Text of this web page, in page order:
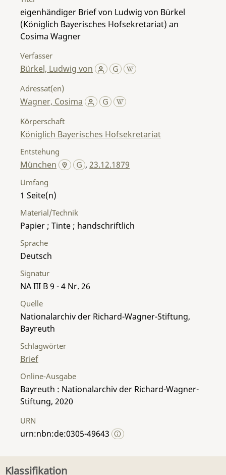
eigenhändiger Brief von Ludwig von Bürkel
(Königlich Bayerisches Hofsekretariat) an
Cosima Wagner
Verfasser
Bürkel, Ludwig von
Adressat(en)
Wagner, Cosima
Körperschaft
Königlich Bayerisches Hofsekretariat
Entstehung
München ,23.12.1879
Umfang
1
Material/Technik
Papier ; Tinte ; handschriftlich
Sprache
Deutsch
Signatur
NA III B 9 - 4 Nr. 26
Quelle
Nationalarchiv der Richard-Wagner-Stiftung,
Bayreuth
Schlagwörter
Brief
Online-Ausgabe
Bayreuth : Nationalarchiv der Richard-Wagner-
Stiftung, 2020
URN
urn:nbn:de:0305-49643
Klassifikation